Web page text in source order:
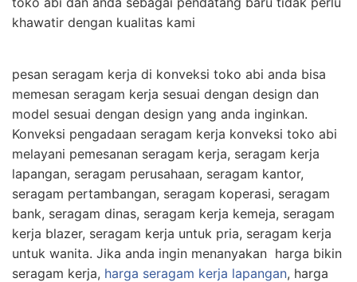
khawatir dengan kualitas kami
pesan seragam kerja di konveksi toko abi anda bisa
memesan seragam kerja sesuai dengan design dan
model sesuai dengan design yang anda inginkan.
Konveksi pengadaan seragam kerja konveksi toko abi
melayani pemesanan seragam kerja, seragam kerja
lapangan, seragam perusahaan, seragam kantor,
seragam pertambangan, seragam koperasi, seragam
bank, seragam dinas, seragam kerja kemeja, seragam
kerja blazer, seragam kerja untuk pria, seragam kerja
untuk wanita. Jika anda ingin menanyakan harga bikin
seragam kerja, harga seragam kerja lapangan, harga